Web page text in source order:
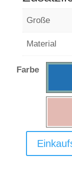
Große
Material
Farbe